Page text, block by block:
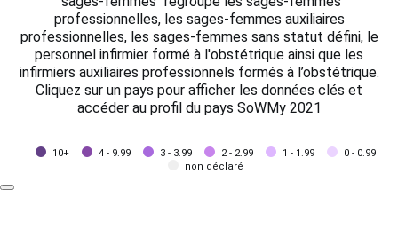
professionnelles, les sages-femmes auxiliaires
professionnelles, les sages-femmes sans statut défini, le
personnel infirmier formé à l'obstétrique ainsi que les
infirmiers auxiliaires professionnels formés à l’obstétrique.
Cliquez sur un pays pour afficher les données clés et
accéder au profil du pays SoWMy 2021
10+ 4 - 9.99 3 - 3.99 2 - 2.99 1 - 1.99
0 - 0.99
non déclaré